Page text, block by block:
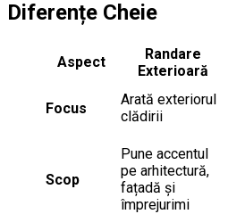
Diferențe Cheie
Aspect
Randare
Exterioară
Focus
Arată exteriorul
clădirii
Scop
Pune accentul
pe arhitectură,
fațadă și
împrejurimi